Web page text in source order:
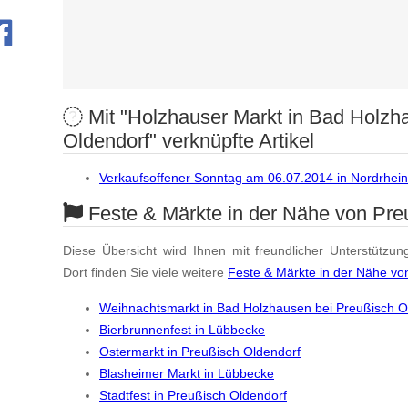
Mit "Holzhauser Markt in Bad
Oldendorf" verknüpfte Artikel
Verkaufsoffener Sonntag am 06.07.2014 in
Feste & Märkte in der Nähe von
Diese Übersicht wird Ihnen mit freundlicher
Dort finden Sie viele weitere Feste & Märkte in der Nähe
Weihnachtsmarkt in Bad Holzhausen bei Preußisch
Bierbrunnenfest in Lübbecke
Ostermarkt in Preußisch Oldendorf
Blasheimer Markt in Lübbecke
Stadtfest in Preußisch Oldendorf